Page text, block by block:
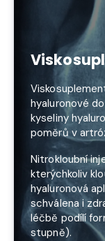
hyaluronové
kyseliny
poměrů v
Nitrokloubní
kterýchkoliv
hyaluronová
schválena i
léčbě podílí
stupně).